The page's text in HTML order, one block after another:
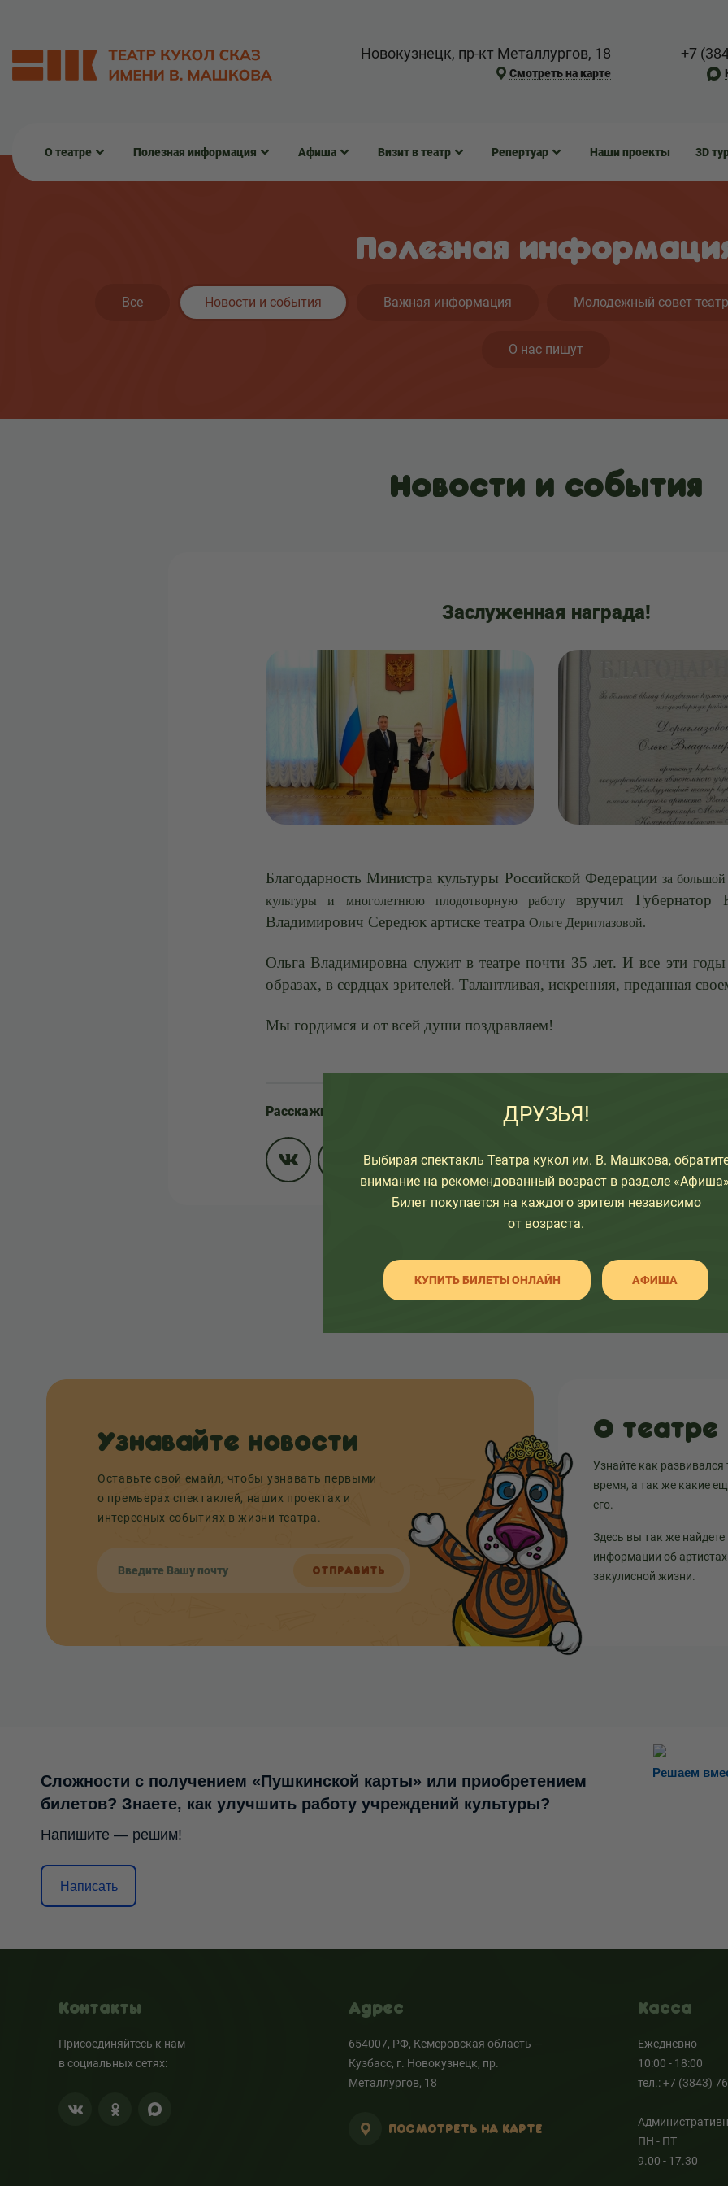
Новокузнецк, пр-кт Металлургов, 18
Смотреть на карте
+7
О театре Полезная информация Афиша Визит в театр Репертуар Наши проекты 3D
Полезная
Все Новости и события Важная информация Молодежный совет
О нас пишут
Новости и события
Заслуженная награда!
Благодарность Министра культуры Российской Федерации за
культуры и многолетнюю плодотворную работу
вручил Губернатор
Владимирович Середюк артиске театра Ольге Дериглазовой.
Ольга Владимировна служит в театре почти 35 лет. И все эти
образах, в сердцах зрителей. Талантливая, искренняя, преданная
Мы гордимся и от всей души поздравляем!
Расскажите друзьям:
Узнавайте новости
Оставьте свой емайл, чтобы узнавать первыми
о премьерах спектаклей, наших проектах и
интересных событиях в жизни театра.
ОТПРАВИТЬ
О театре
Узнайте как развивался
время, а так же какие
его.
Здесь вы так же найдете
информации об артистах
закулисной жизни.
Решаем
Сложности с получением «Пушкинской карты» или приобретением
билетов? Знаете, как улучшить работу учреждений культуры?
Напишите — решим!
Написать
Контакты
Присоединяйтесь к нам
в социальных сетях:
Адрес
654007, РФ, Кемеровская область —
Кузбасс, г. Новокузнецк, пр.
Металлургов, 18
ПОСМОТРЕТЬ НА КАРТЕ
Касса
Ежедневно
10:00 - 18:00
тел.: +7 (3843)
ПН - ПТ
9.00 - 17.30
ДРУЗЬЯ!
Выбирая спектакль Театра кукол им. В. Машкова,
внимание на рекомендованный возраст в разделе
Билет покупается на каждого зрителя независимо
от возраста.
КУПИТЬ БИЛЕТЫ ОНЛАЙН АФИША